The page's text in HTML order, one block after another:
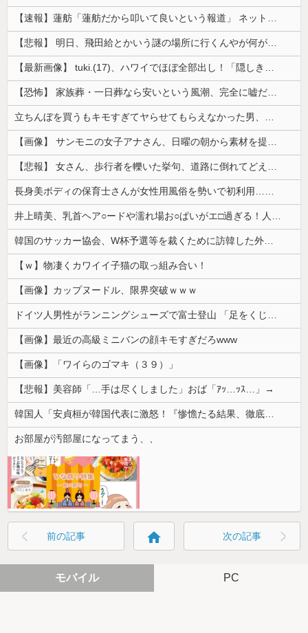
【速報】蓮舫「蓮舫だから叩いて良いという報道」 ネット「高市だから叩いて良いをやってるのがお前だろ」
【悲報】 明日、飛田給とかいう謎の場所に行くんやが何があるんや????・・・・・・・・・
【最新画像】 tuki.(17)、ハワイでほぼ全部出し！「隠しきれない美貌」とSNSざわつく
【恐怖】 家族葬・一日葬なら安いという風潮、完全に嘘だった・・・・
立ちんぼを買うもキモすぎてヤらせてもらえなかった男、代わりの足コキでまさかの大量身寸米青ｗｗｗ
【画像】 サンモニの女子アナさん、日曜の朝から素材を提供してしまう
【悲報】 女さん、歩行者を轢いた挙句、道路に倒れてどえらいことになってしまうw w w w w w w
長身美ボディの保育士さんが女性用風俗を勢いで初利用…子供に絶対見せられないメスの顔でイキまくり。
井上晴美、乳首ヘア○ードや濡れ場お○ぱいがエ□過ぎる！人生最後のラスト写真集、最高！！
韓国のサッカー協会、W杯予選等を裁くために訪韓した外国人審判を「性接待」していた……大して強くもないチームが潤沢な予算を持ってりゃそうなるわな
【ｗ】物凄くカワイイ子猫の取っ組み合い！
【画像】カップヌードル、限界突破ｗｗｗ
ドイツ人男性がランニングシューズで富士登山 「足をくじいて動けない」
【画像】最近の高級ミニバンの顔キモすぎだろwww
【画像】「ワイらのゴマキ（３９）」
【悲報】美容師「…手は尽くしました」おば「ｱｯ…ｯｽ…」→
韓国人「安貞桓が韓国代表に激怒！『惨憺たる結果、徹底的な刷新が必要だ』と監督や協会を痛烈批判」
お部屋が汚部屋になってまう、、
前の記事 home 次の記事
モバイル PC